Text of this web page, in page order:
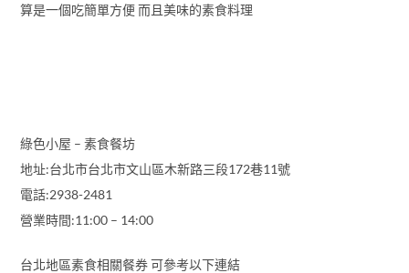
算是一個吃簡單方便 而且美味的素食料理
綠色小屋 – 素食餐坊
地址:台北市台北市文山區木新路三段172巷11號
電話:2938-2481
營業時間:11:00 – 14:00
台北地區素食相關餐券 可參考以下連結